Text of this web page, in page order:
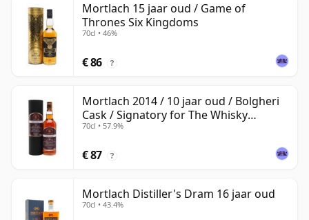
Mortlach 15 jaar oud / Game of
Thrones Six Kingdoms
70cl • 46%
€ 86 ?
Mortlach 2014 / 10 jaar oud / Bolgheri
Cask / Signatory for The Whisky
Exchange
70cl • 57.9%
€ 87 ?
Mortlach Distiller's Dram 16 jaar oud
70cl • 43.4%